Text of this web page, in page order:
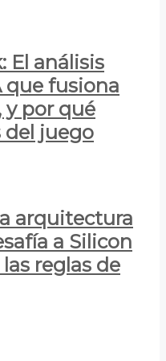
El análisis
que fusiona
y por qué
del juego
arquitectura
a Silicon
reglas de